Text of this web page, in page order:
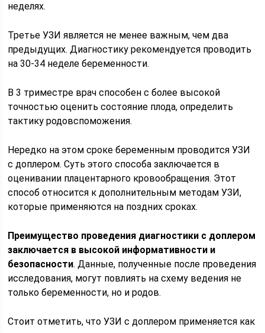
неделях.
Третье УЗИ является не менее важным, чем два
предыдущих. Диагностику рекомендуется проводить
на 30-34 неделе беременности.
В 3 триместре врач способен с более высокой
точностью оценить состояние плода, определить
тактику родовспоможения.
Нередко на этом сроке беременным проводится УЗИ
с доплером. Суть этого способа заключается в
оценивании плацентарного кровообращения. Этот
способ относится к дополнительным методам УЗИ,
которые применяются на поздних сроках.
Преимущество проведения диагностики с доплером
заключается в высокой информативности и
безопасности. Данные, полученные после проведения
исследования, могут повлиять на схему ведения не
только беременности, но и родов.
Стоит отметить, что УЗИ с доплером применяется как